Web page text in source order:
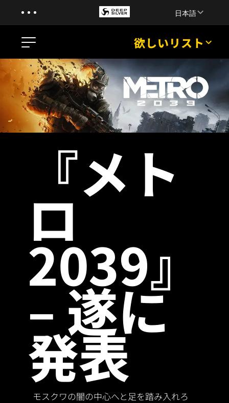
日本語
ニュース
トレーラー
ゲーム情報
原作小説
欲しいリスト
『メト
ロ
2039』
– 遂に
発表
モスクワの闇の中心へと足を踏み入れろ